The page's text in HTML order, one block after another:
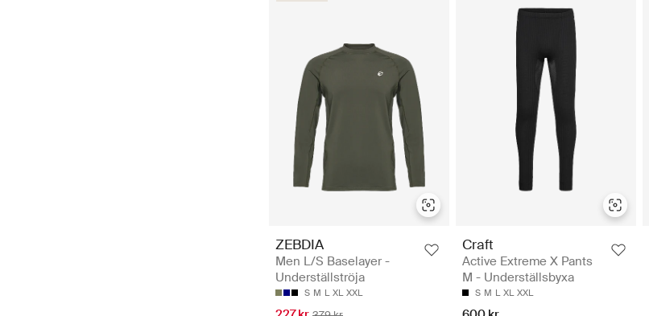
ZEBDIA
Men L/S Baselayer -
Underställströja
S M L XL XXL
Craft
Active Extreme X Pants
M - Underställsbyxa
S M L XL XXL